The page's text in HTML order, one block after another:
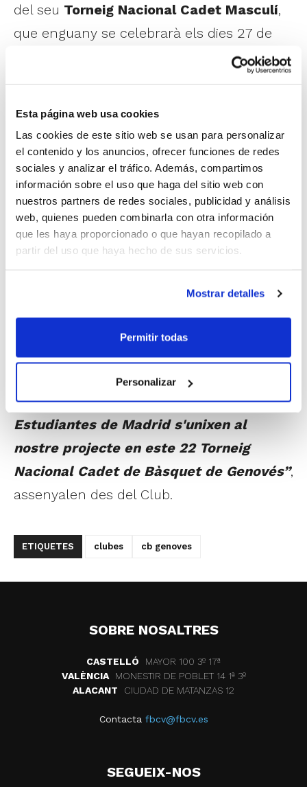
Esta página web usa cookies
Las cookies de este sitio web se usan para personalizar
el contenido y los anuncios, ofrecer funciones de redes
sociales y analizar el tráfico. Además, compartimos
información sobre el uso que haga del sitio web con
nuestros partners de redes sociales, publicidad y análisis
web, quienes pueden combinarla con otra información
que les haya proporcionado o que hayan recopilado a
partir del uso que haya hecho de sus servicios.
Mostrar detalles
Permitir todas
Personalizar
del seu Torneig Nacional Cadet Masculí,
que enguany se celebrarà els dies 27 de
febrer, 28 de febrer i 1 de març en el
“El bàsquet ha de ser la nostra
ferramenta per a enganxar a la gent
jove i una vegada entren en la roda del
club intentar transmetre eixos valors
que poden presumir de tindre. I els
Som un club capaç d'oferir bàsquet per
a tots i a més compartir pista amb les
millors pedreres del bàsquet estatal:
València BC, Joventut de Badalona i
Estudiantes de Madrid s'unixen al
nostre projecte en este 22 Torneig
Nacional Cadet de Bàsquet de Genovés”,
assenyalen des del Club.
ETIQUETES clubes cb genoves
SOBRE NOSALTRES
CASTELLÓ
MAYOR 100 3º 17ª
VALÈNCIA
MONESTIR DE POBLET 14 1ª 3º
ALACANT
CIUDAD DE MATANZAS 12
Contacta fbcv@fbcv.es
SEGUEIX-NOS